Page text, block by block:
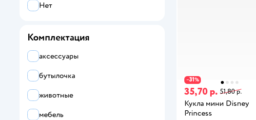
−31%
35,70 р. 51,80 р.
Кукла мини Disney
Princess
Нет
Комплектация
аксессуары
бутылочка
животные
мебель